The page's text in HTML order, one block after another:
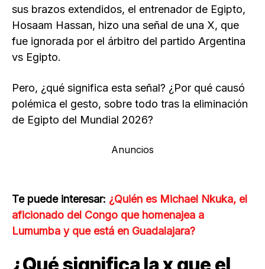
sus brazos extendidos, el entrenador de Egipto,
Hosaam Hassan, hizo una señal de una X, que
fue ignorada por el árbitro del partido Argentina
vs Egipto.
Pero, ¿qué significa esta señal? ¿Por qué causó
polémica el gesto, sobre todo tras la eliminación
de Egipto del Mundial 2026?
Anuncios
Te puede interesar: ¿Quién es Michael Nkuka, el
aficionado del Congo que homenajea a
Lumumba y que está en Guadalajara?